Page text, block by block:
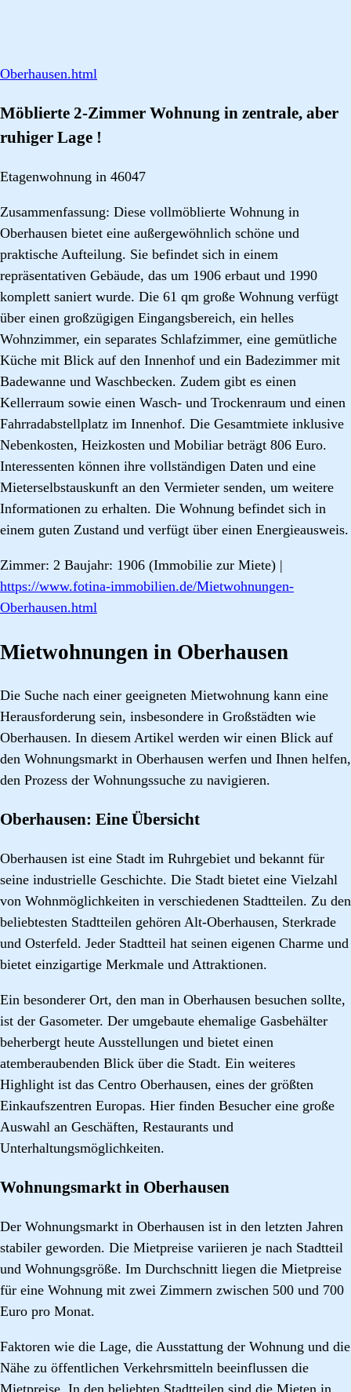
Oberhausen.html
Möblierte 2-Zimmer Wohnung in zentrale, aber
ruhiger Lage !
Etagenwohnung in 46047
Zusammenfassung: Diese vollmöblierte Wohnung in
Oberhausen bietet eine außergewöhnlich schöne und
praktische Aufteilung. Sie befindet sich in einem
repräsentativen Gebäude, das um 1906 erbaut und 1990
komplett saniert wurde. Die 61 qm große Wohnung verfügt
über einen großzügigen Eingangsbereich, ein helles
Wohnzimmer, ein separates Schlafzimmer, eine gemütliche
Küche mit Blick auf den Innenhof und ein Badezimmer mit
Badewanne und Waschbecken. Zudem gibt es einen
Kellerraum sowie einen Wasch- und Trockenraum und einen
Fahrradabstellplatz im Innenhof. Die Gesamtmiete inklusive
Nebenkosten, Heizkosten und Mobiliar beträgt 806 Euro.
Interessenten können ihre vollständigen Daten und eine
Mieterselbstauskunft an den Vermieter senden, um weitere
Informationen zu erhalten. Die Wohnung befindet sich in
einem guten Zustand und verfügt über einen Energieausweis.
Zimmer: 2 Baujahr: 1906 (Immobilie zur Miete) |
https://www.fotina-immobilien.de/Mietwohnungen-
Oberhausen.html
Mietwohnungen in Oberhausen
Die Suche nach einer geeigneten Mietwohnung kann eine
Herausforderung sein, insbesondere in Großstädten wie
Oberhausen. In diesem Artikel werden wir einen Blick auf
den Wohnungsmarkt in Oberhausen werfen und Ihnen helfen,
den Prozess der Wohnungssuche zu navigieren.
Oberhausen: Eine Übersicht
Oberhausen ist eine Stadt im Ruhrgebiet und bekannt für
seine industrielle Geschichte. Die Stadt bietet eine Vielzahl
von Wohnmöglichkeiten in verschiedenen Stadtteilen. Zu den
beliebtesten Stadtteilen gehören Alt-Oberhausen, Sterkrade
und Osterfeld. Jeder Stadtteil hat seinen eigenen Charme und
bietet einzigartige Merkmale und Attraktionen.
Ein besonderer Ort, den man in Oberhausen besuchen sollte,
ist der Gasometer. Der umgebaute ehemalige Gasbehälter
beherbergt heute Ausstellungen und bietet einen
atemberaubenden Blick über die Stadt. Ein weiteres
Highlight ist das Centro Oberhausen, eines der größten
Einkaufszentren Europas. Hier finden Besucher eine große
Auswahl an Geschäften, Restaurants und
Unterhaltungsmöglichkeiten.
Wohnungsmarkt in Oberhausen
Der Wohnungsmarkt in Oberhausen ist in den letzten Jahren
stabiler geworden. Die Mietpreise variieren je nach Stadtteil
und Wohnungsgröße. Im Durchschnitt liegen die Mietpreise
für eine Wohnung mit zwei Zimmern zwischen 500 und 700
Euro pro Monat.
Faktoren wie die Lage, die Ausstattung der Wohnung und die
Nähe zu öffentlichen Verkehrsmitteln beeinflussen die